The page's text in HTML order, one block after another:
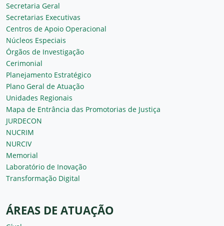
Secretaria Geral
Secretarias Executivas
Centros de Apoio Operacional
Núcleos Especiais
Órgãos de Investigação
Cerimonial
Planejamento Estratégico
Plano Geral de Atuação
Unidades Regionais
Mapa de Entrância das Promotorias de Justiça
JURDECON
NUCRIM
NURCIV
Memorial
Laboratório de Inovação
Transformação Digital
ÁREAS DE ATUAÇÃO